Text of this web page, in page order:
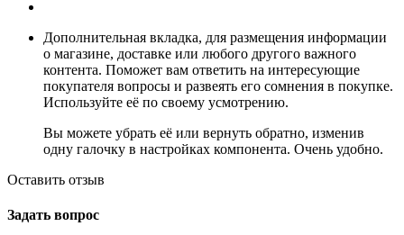
Дополнительная вкладка, для размещения информации
о магазине, доставке или любого другого важного
контента. Поможет вам ответить на интересующие
покупателя вопросы и развеять его сомнения в покупке.
Используйте её по своему усмотрению.
Вы можете убрать её или вернуть обратно, изменив
одну галочку в настройках компонента. Очень удобно.
Оставить отзыв
Задать вопрос